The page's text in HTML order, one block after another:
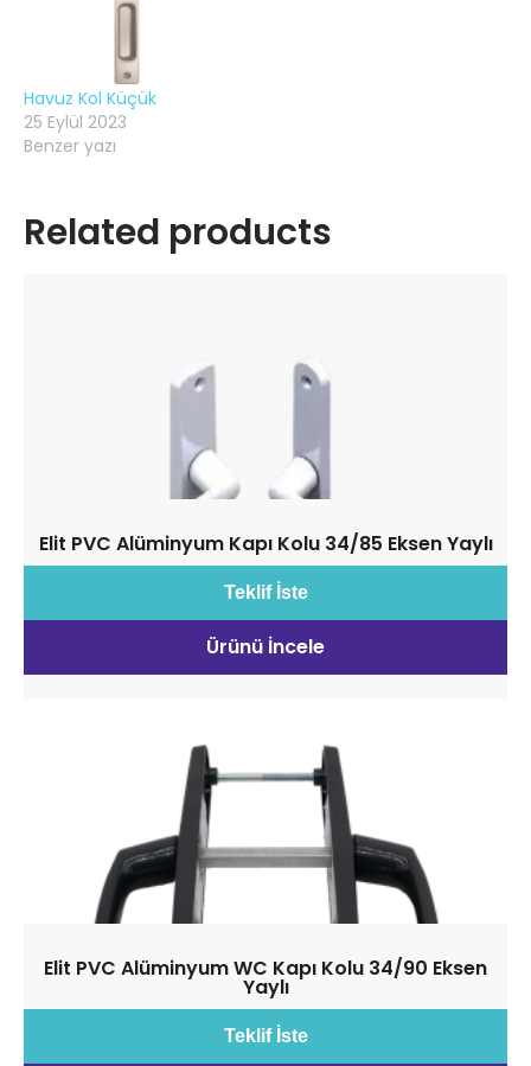
Havuz Kol Küçük
25 Eylül 2023
Benzer yazı
Related products
Elit PVC Alüminyum Kapı Kolu 34/85 Eksen Yaylı
Teklif İste
Ürünü İncele
Elit PVC Alüminyum WC Kapı Kolu 34/90 Eksen
Yaylı
Teklif İste